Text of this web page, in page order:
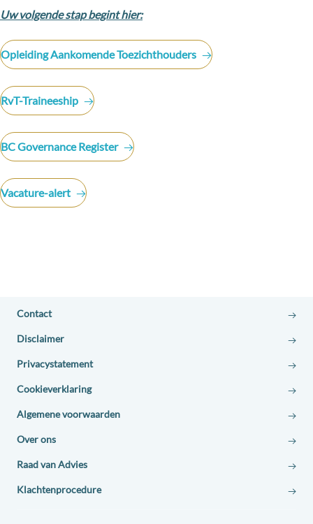
Uw volgende stap begint hier:
Opleiding Aankomende Toezichthouders
RvT-Traineeship
BC Governance Register
Vacature-alert
Contact
Disclaimer
Privacystatement
Cookieverklaring
Algemene voorwaarden
Over ons
Raad van Advies
Klachtenprocedure